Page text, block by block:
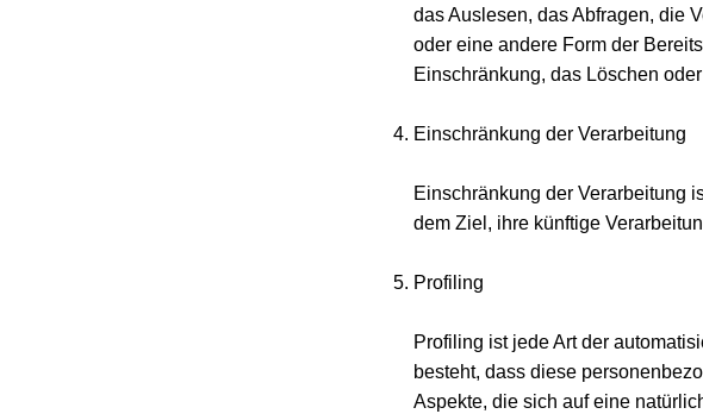
das Auslesen, das Abfragen, die
oder eine andere Form der
Einschränkung, das Löschen
Einschränkung der Verarbeitung
Einschränkung der Verarbeitung
dem Ziel, ihre künftige
Profiling
Profiling ist jede Art der
besteht, dass diese
Aspekte, die sich auf eine